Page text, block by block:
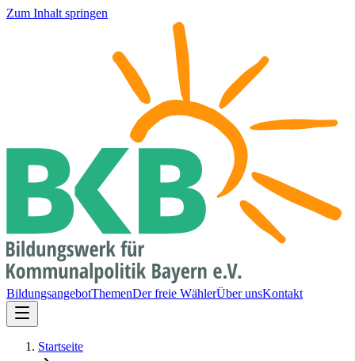
Zum Inhalt springen
BildungsangebotThemenDer freie WählerÜber unsKontakt
Startseite